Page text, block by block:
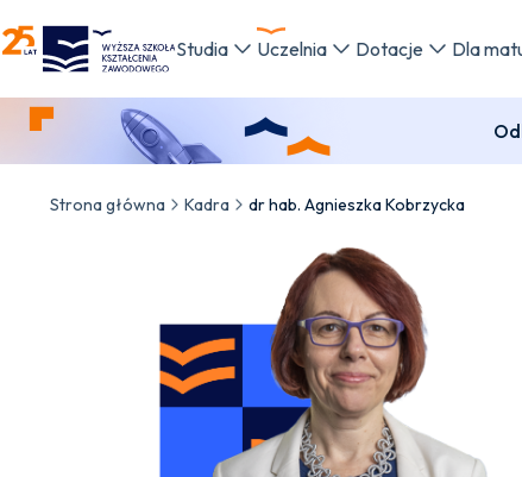
WSKZ - strona główna
Studia Uczelnia Dotacje Dla
Strona główna Kadra dr hab. Agnieszka Kobrzycka